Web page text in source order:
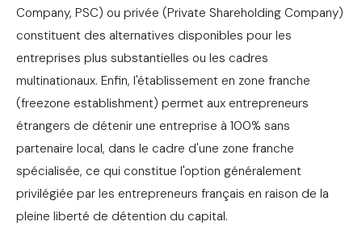
Company, PSC) ou privée (Private Shareholding Company)
constituent des alternatives disponibles pour les
entreprises plus substantielles ou les cadres
multinationaux. Enfin, l'établissement en zone franche
(freezone establishment) permet aux entrepreneurs
étrangers de détenir une entreprise à 100% sans
partenaire local, dans le cadre d'une zone franche
spécialisée, ce qui constitue l'option généralement
privilégiée par les entrepreneurs français en raison de la
pleine liberté de détention du capital.